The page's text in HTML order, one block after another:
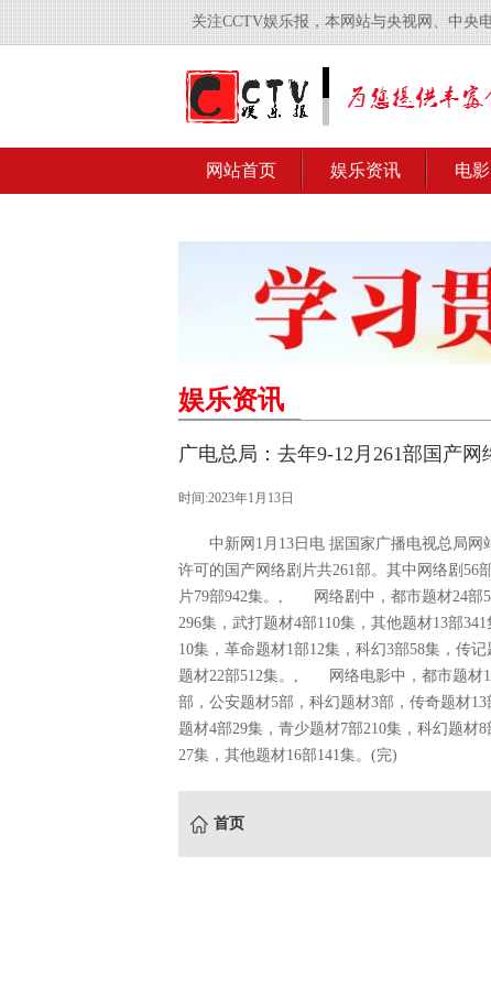
关注CCTV娱乐报，本网站与央视网、中央
网站首页 娱乐资讯 电
娱乐资讯
广电总局：去年9-12月261部国产
时间:2023年1月13日
中新网1月13日电 据国家广播电视总局网
许可的国产网络剧片共261部。其中网络剧56
片79部942集。, 网络剧中，都市题材24部
296集，武打题材4部110集，其他题材13部
10集，革命题材1部12集，科幻3部58集，传
题材22部512集。, 网络电影中，都市题材
部，公安题材5部，科幻题材3部，传奇题
题材4部29集，青少题材7部210集，科幻题材
27集，其他题材16部141集。(完)
首页